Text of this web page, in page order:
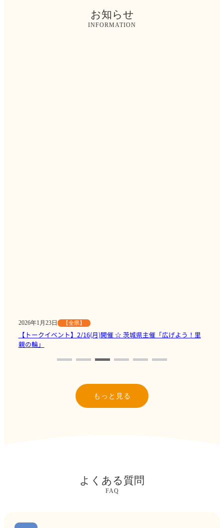
お知らせ
INFORMATION
2026年1月23日 【全県】
【トークイベント】2/16(月)開催 ☆ 茨城県主催「広げよう！里
親の輪」
もっと見る
よくある質問
FAQ